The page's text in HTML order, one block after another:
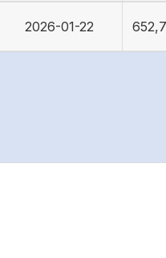
2026-01-22